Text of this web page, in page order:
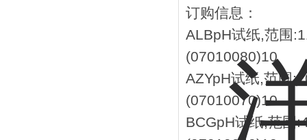
订购信息：
ALBpH试纸,范围
(07010080)10
AZYpH试纸,范围
(07010070)10
BCGpH试纸,范围